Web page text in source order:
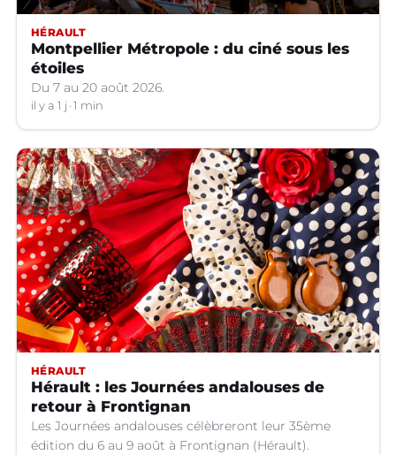
HÉRAULT
Montpellier Métropole : du ciné sous les
étoiles
Du 7 au 20 août 2026.
il y a 1 j 1 min
HÉRAULT
Hérault : les Journées andalouses de
retour à Frontignan
Les Journées andalouses célèbreront leur 35ème
édition du 6 au 9 août à Frontignan (Hérault).